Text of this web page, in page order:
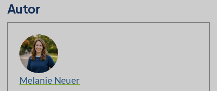
Autor
Melanie Neuer